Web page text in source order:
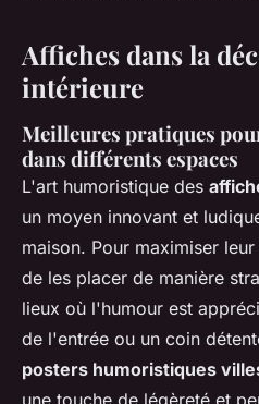
Affiches dans la
intérieure
Meilleures pratiques
dans différents espaces
L'art humoristique des
un moyen innovant et
maison. Pour maximiser
de les placer de manière
lieux où l'humour est
de l'entrée ou un coin
posters humoristiques
une touche de légèreté et